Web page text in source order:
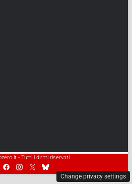
- Tutti i diritti riservati.
Change privacy settings